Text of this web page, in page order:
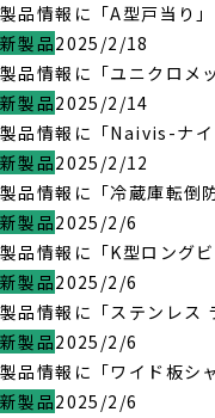
製品情報に「A型戸当り」
新製品2025/2/18
製品情報に「ユニクロメ
新製品2025/2/14
製品情報に「Naivis-ナイ
新製品2025/2/12
製品情報に「冷蔵庫転倒
新製品2025/2/6
製品情報に「K型ロング
新製品2025/2/6
製品情報に「ステンレス
新製品2025/2/6
製品情報に「ワイド板シ
新製品2025/2/6